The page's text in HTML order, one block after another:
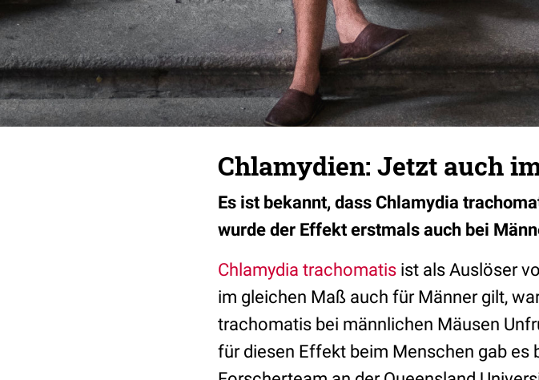
Chlamydien: Jetzt auch
Es ist bekannt, dass Chlamydia
wurde der Effekt erstmals auch bei
Chlamydia trachomatis ist als Auslöser
im gleichen Maß auch für Männer gilt,
trachomatis bei männlichen Mäusen
für diesen Effekt beim Menschen gab es